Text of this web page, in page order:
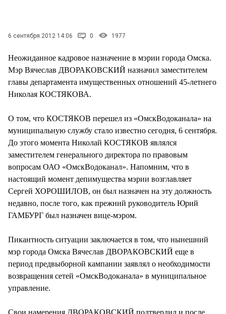
6 сентября 2012 14:06 0 1977
Неожиданное кадровое назначение в мэрии города Омска.
Мэр Вячеслав ДВОРАКОВСКИЙ назначил заместителем
главы департамента имущественных отношений 45-летнего
Николая КОСТЯКОВА.
О том, что КОСТЯКОВ перешел из «ОмскВодоканала» на
муниципальную службу стало известно сегодня, 6 сентября.
До этого момента Николай КОСТЯКОВ являлся
заместителем генерального директора по правовым
вопросам ОАО «ОмскВодоканал». Напомним, что в
настоящий момент депимущества мэрии возглавляет
Сергей ХОРОШИЛОВ, он был назначен на эту должность
недавно, после того, как прежний руководитель Юрий
ГАМБУРГ был назначен вице-мэром.
Пикантность ситуации заключается в том, что нынешний
мэр города Омска Вячеслав ДВОРАКОВСКИЙ еще в
период предвыборной кампании заявлял о необходимости
возвращения сетей «ОмскВодоканала» в муниципальное
управление.
Свои намерения ДВОРАКОВСКИЙ подтвердил и после